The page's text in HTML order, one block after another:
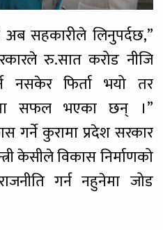
सहकारीले लिनुपर्दछ,”
रु.सात करोड नीजि
नसकेर फिर्ता भयो तर
सफल भएका छन् ।”
गर्ने कुरामा प्रदेश सरकार
केसीले विकास निर्माणको
गर्न नहुनेमा जोड